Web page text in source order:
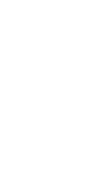
บบกู้คืนจากภาวะ
กรรมทาง
รม โดยสร้าง Low
อรักษาความ
ในการส่งข้อมูลได้